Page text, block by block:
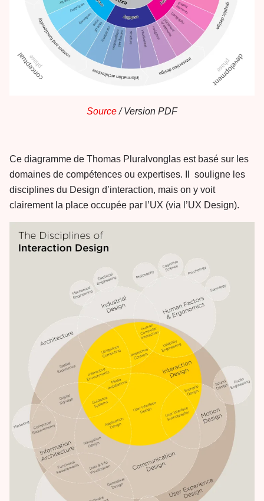
Source/Version PDF
Ce diagramme de Thomas Pluralvonglas est basé sur les
domaines de compétences ou expertises. Il souligne les
disciplines du Design d’interaction, mais on y voit
clairement la place occupée par l’UX (via l’UX Design).